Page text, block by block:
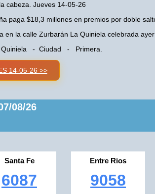
cabeza. Jueves 14-05-26
paga $18,3 millones en premios por doble
la calle Zurbarán La Quiniela celebrada
Quiniela - Ciudad - Primera.
14-05-26 >>
08/26
Santa Fe
6087
Entre Rios
9058